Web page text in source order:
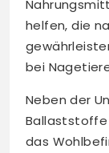
helfen, die
bei
Neben der
Ballaststoffe
das